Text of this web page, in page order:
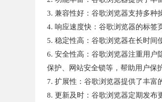
3. 兼容性好：谷歌浏览器支持多种
4. 响应速度快：谷歌浏览器的标签
5. 稳定性高：谷歌浏览器在长时间
6. 安全性高：谷歌浏览器注重用户
保护、网站安全锁等，帮助用户保
7. 扩展性：谷歌浏览器提供了丰富
8. 更新及时：谷歌浏览器定期发布